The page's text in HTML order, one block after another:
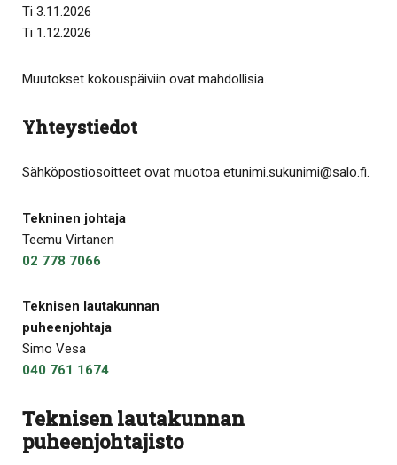
Ti 3.11.2026
Ti 1.12.2026
Muutokset kokouspäiviin ovat mahdollisia.
Yhteystiedot
Sähköpostiosoitteet ovat muotoa etunimi.​sukunimi​@​salo.​fi​.
Tekninen johtaja
Teemu Virtanen
02 778 7066
Teknisen lautakunnan
puheenjohtaja
Simo Vesa
040 761 1674
Teknisen lautakunnan
puheenjohtajisto